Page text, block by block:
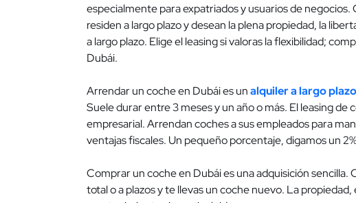
especialmente para expatriados y usuarios de
residen a largo plazo y desean la plena propiedad, la
a largo plazo. Elige el leasing si valoras la flexibilidad;
Dubái.
Arrendar un coche en Dubái es unalquiler a largo plazo
Suele durar entre 3 meses y un año o más. El leasing
empresarial. Arrendan coches a sus empleados para
ventajas fiscales. Un pequeño porcentaje, digamos un
Comprar un coche en Dubái es una adquisición
total o a plazos y te llevas un coche nuevo. La